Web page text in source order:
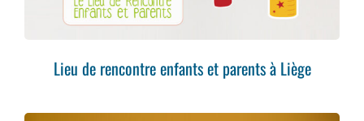
Lieu de rencontre enfants et parents à Liège